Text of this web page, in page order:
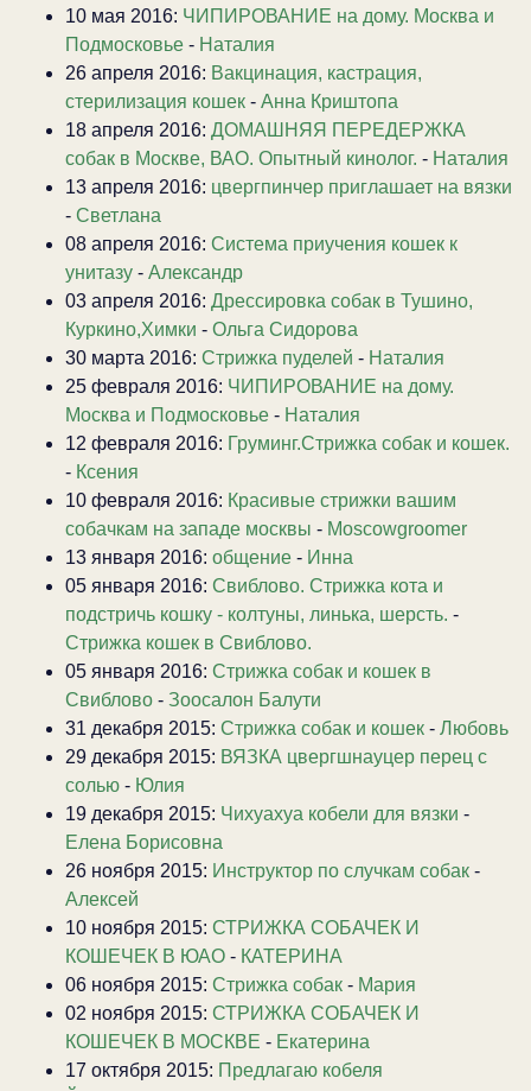
10 мая 2016: ЧИПИРОВАНИЕ на дому. Москва и
Подмосковье - Наталия
26 апреля 2016: Вакцинация, кастрация,
стерилизация кошек - Анна Криштопа
18 апреля 2016: ДОМАШНЯЯ ПЕРЕДЕРЖКА
собак в Москве, ВАО. Опытный кинолог. - Наталия
13 апреля 2016: цвергпинчер приглашает на вязки
- Светлана
08 апреля 2016: Система приучения кошек к
унитазу - Александр
03 апреля 2016: Дрессировка собак в Тушино,
Куркино,Химки - Ольга Сидорова
30 марта 2016: Стрижка пуделей - Наталия
25 февраля 2016: ЧИПИРОВАНИЕ на дому.
Москва и Подмосковье - Наталия
12 февраля 2016: Груминг.Стрижка собак и кошек.
- Ксения
10 февраля 2016: Красивые стрижки вашим
собачкам на западе москвы - Moscowgroomer
13 января 2016: общение - Инна
05 января 2016: Свиблово. Стрижка кота и
подстричь кошку - колтуны, линька, шерсть. -
Стрижка кошек в Свиблово.
05 января 2016: Стрижка собак и кошек в
Свиблово - Зоосалон Балути
31 декабря 2015: Стрижка собак и кошек - Любовь
29 декабря 2015: ВЯЗКА цвергшнауцер перец с
солью - Юлия
19 декабря 2015: Чихуахуа кобели для вязки -
Елена Борисовна
26 ноября 2015: Инструктор по случкам собак -
Алексей
10 ноября 2015: СТРИЖКА СОБАЧЕК И
КОШЕЧЕК В ЮАО - КАТЕРИНА
06 ноября 2015: Стрижка собак - Мария
02 ноября 2015: СТРИЖКА СОБАЧЕК И
КОШЕЧЕК В МОСКВЕ - Екатерина
17 октября 2015: Предлагаю кобеля